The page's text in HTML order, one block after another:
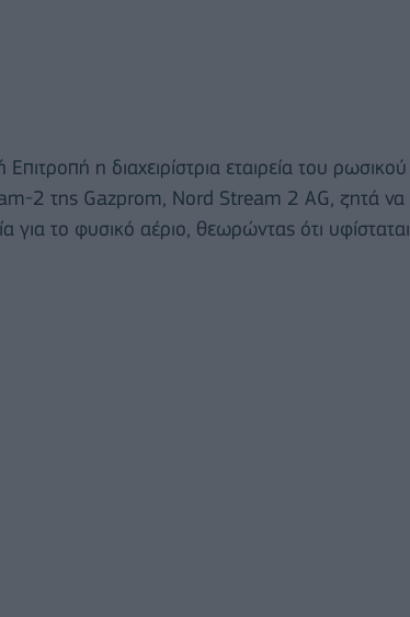
η διαχειρίστρια εταιρεία του ρωσικού
2 της Gazprom, Nord Stream 2 AG, ζητά να
για το φυσικό αέριο, θεωρώντας ότι υφίσταται